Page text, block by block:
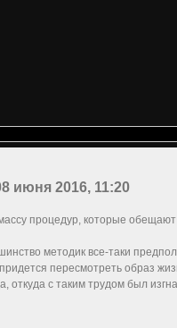
июня 2016, 11:20
процедур, которые
методик все-таки
пересмотреть образ
откуда с таким трудом был